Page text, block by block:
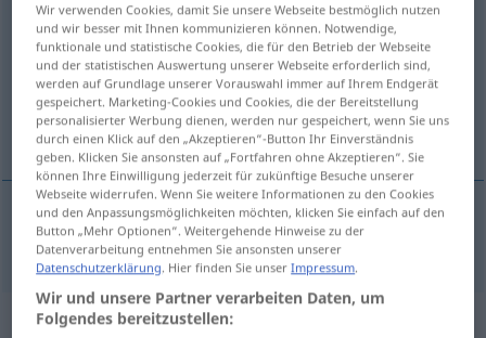
caw [kɔː]s
Übersicht aller Übersetzungen
(Für mehr Details die Übersetzung anklicken/antippen)
Krächzen
Krächzenn caw of ravens, crowsetc
„caw“: intransitive verb
Wir verwenden Cookies, damit Sie unsere Webseite bestmöglich nutzen
und wir besser mit Ihnen kommunizieren können. Notwendige,
funktionale und statistische Cookies, die für den Betrieb der Webseite
und der statistischen Auswertung unserer Webseite erforderlich sind,
werden auf Grundlage unserer Vorauswahl immer auf Ihrem Endgerät
gespeichert. Marketing-Cookies und Cookies, die der Bereitstellung
personalisierter Werbung dienen, werden nur gespeichert, wenn Sie uns
durch einen Klick auf den „Akzeptieren“-Button Ihr Einverständnis
geben. Klicken Sie ansonsten auf „Fortfahren ohne Akzeptieren“. Sie
können Ihre Einwilligung jederzeit für zukünftige Besuche unserer
Webseite widerrufen. Wenn Sie weitere Informationen zu den Cookies
und den Anpassungsmöglichkeiten möchten, klicken Sie einfach auf den
Button „Mehr Optionen“. Weitergehende Hinweise zu der
Datenverarbeitung entnehmen Sie ansonsten unserer
Datenschutzerklärung. Hier finden Sie unserImpressum.
Wir und unsere Partner verarbeiten Daten, um
Folgendes bereitzustellen: